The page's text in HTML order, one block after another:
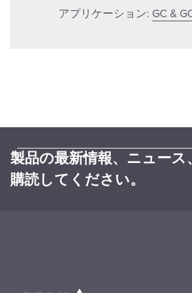
アプリケーション: GC &
製品の最新情報、ニュー
購読してください。